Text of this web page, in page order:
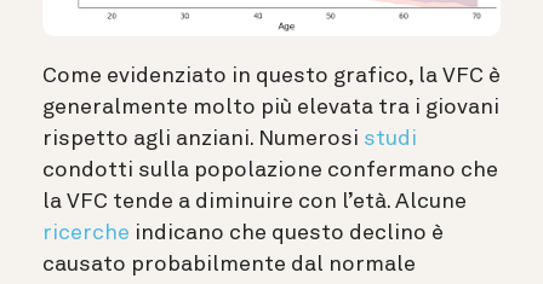
Come evidenziato in questo grafico, la VFC è
generalmente molto più elevata tra i giovani
rispetto agli anziani. Numerosi studi
condotti sulla popolazione confermano che
la VFC tende a diminuire con l’età. Alcune
ricerche indicano che questo declino è
causato probabilmente dal normale